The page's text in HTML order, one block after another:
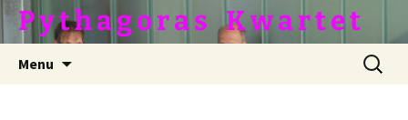
naarP y t h a g o r a s ­­­ ­ ­ K w a r t e t
Menu
Zoeken
naar: